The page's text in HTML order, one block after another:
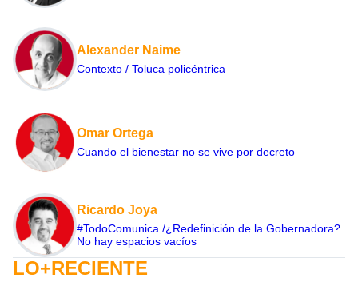
Alexander Naime
Contexto / Toluca policéntrica
Omar Ortega
Cuando el bienestar no se vive por decreto
Ricardo Joya
#TodoComunica /¿Redefinición de la Gobernadora?
No hay espacios vacíos
LO+RECIENTE